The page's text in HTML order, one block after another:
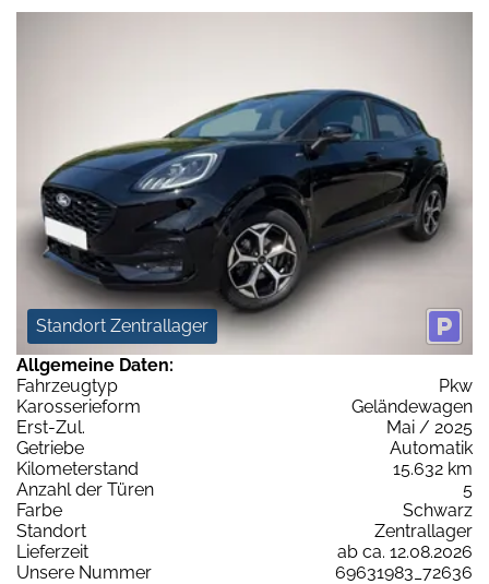
Standort Zentrallager
Allgemeine Daten:
Fahrzeugtyp
Pkw
Karosserieform
Geländewagen
Erst-Zul.
Mai / 2025
Getriebe
Automatik
Kilometerstand
15.632 km
Anzahl der Türen
5
Farbe
Schwarz
Standort
Zentrallager
Lieferzeit
ab ca. 12.08.2026
Unsere Nummer
69631983_72636